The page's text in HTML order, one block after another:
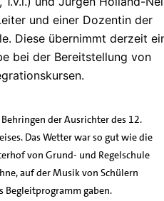
und einer Dozentin der
Diese übernimmt derzeit
bei der Bereitstellung von
der Ausrichter des 12.
Das Wetter war so gut wie die
von Grund- und Regelschule
auf der Musik von Schülern
Begleitprogramm gaben.